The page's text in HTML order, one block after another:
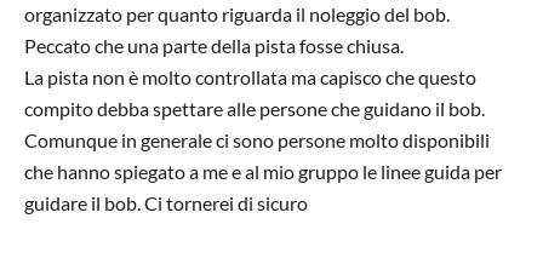
organizzato per quanto riguarda il noleggio del bob.
Peccato che una parte della pista fosse chiusa.
La pista non è molto controllata ma capisco che questo
compito debba spettare alle persone che guidano il bob.
Comunque in generale ci sono persone molto disponibili
che hanno spiegato a me e al mio gruppo le linee guida per
guidare il bob. Ci tornerei di sicuro